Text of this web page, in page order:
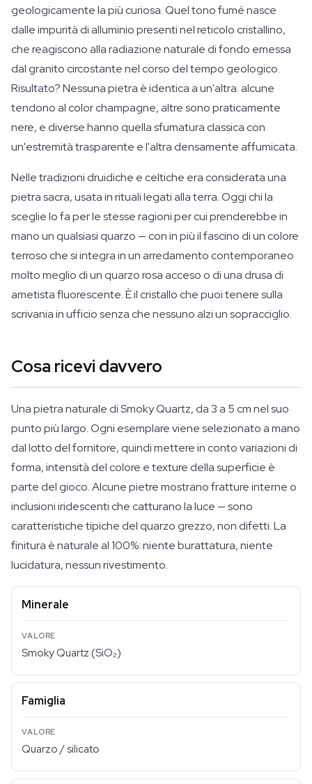
geologicamente la più curiosa. Quel tono fumé nasce
dalle impurità di alluminio presenti nel reticolo cristallino,
che reagiscono alla radiazione naturale di fondo emessa
dal granito circostante nel corso del tempo geologico.
Risultato? Nessuna pietra è identica a un'altra: alcune
tendono al color champagne, altre sono praticamente
nere, e diverse hanno quella sfumatura classica con
un'estremità trasparente e l'altra densamente affumicata.
Nelle tradizioni druidiche e celtiche era considerata una
pietra sacra, usata in rituali legati alla terra. Oggi chi la
sceglie lo fa per le stesse ragioni per cui prenderebbe in
mano un qualsiasi quarzo — con in più il fascino di un colore
terroso che si integra in un arredamento contemporaneo
molto meglio di un quarzo rosa acceso o di una drusa di
ametista fluorescente. È il cristallo che puoi tenere sulla
scrivania in ufficio senza che nessuno alzi un sopracciglio.
Cosa ricevi davvero
Una pietra naturale di Smoky Quartz, da 3 a 5 cm nel suo
punto più largo. Ogni esemplare viene selezionato a mano
dal lotto del fornitore, quindi mettere in conto variazioni di
forma, intensità del colore e texture della superficie è
parte del gioco. Alcune pietre mostrano fratture interne o
inclusioni iridescenti che catturano la luce — sono
caratteristiche tipiche del quarzo grezzo, non difetti. La
finitura è naturale al 100%: niente burattatura, niente
lucidatura, nessun rivestimento.
Minerale
Smoky Quartz (SiO₂)
Famiglia
Quarzo / silicato